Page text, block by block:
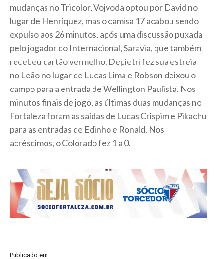
mudanças no Tricolor, Vojvoda optou por David no
lugar de Henríquez, mas o camisa 17 acabou sendo
expulso aos 26 minutos, após uma discussão puxada
pelo jogador do Internacional, Saravia, que também
recebeu cartão vermelho. Depietri fez sua estreia
no Leão no lugar de Lucas Lima e Robson deixou o
campo para a entrada de Wellington Paulista. Nos
minutos finais de jogo, as últimas duas mudanças no
Fortaleza foram as saídas de Lucas Crispim e Pikachu
para as entradas de Edinho e Ronald. Nos
acréscimos, o Colorado fez 1 a 0.
Publicado em: